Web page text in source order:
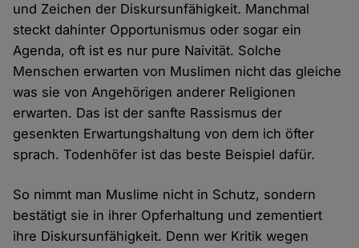
und Zeichen der Diskursunfähigkeit. Manchmal
steckt dahinter Opportunismus oder sogar ein
Agenda, oft ist es nur pure Naivität. Solche
Menschen erwarten von Muslimen nicht das gleiche
was sie von Angehörigen anderer Religionen
erwarten. Das ist der sanfte Rassismus der
gesenkten Erwartungshaltung von dem ich öfter
sprach. Todenhöfer ist das beste Beispiel dafür.
So nimmt man Muslime nicht in Schutz, sondern
bestätigt sie in ihrer Opferhaltung und zementiert
ihre Diskursunfähigkeit. Denn wer Kritik wegen